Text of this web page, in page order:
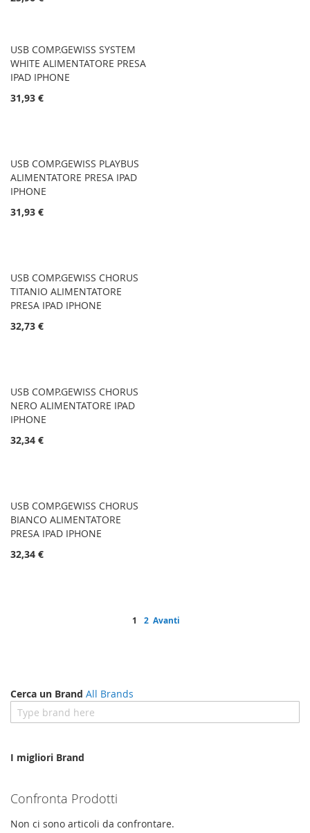
USB COMP.GEWISS SYSTEM
WHITE ALIMENTATORE PRESA
IPAD IPHONE
31,93 €
USB COMP.GEWISS PLAYBUS
ALIMENTATORE PRESA IPAD
IPHONE
31,93 €
USB COMP.GEWISS CHORUS
TITANIO ALIMENTATORE
PRESA IPAD IPHONE
32,73 €
USB COMP.GEWISS CHORUS
NERO ALIMENTATORE IPAD
IPHONE
32,34 €
USB COMP.GEWISS CHORUS
BIANCO ALIMENTATORE
PRESA IPAD IPHONE
32,34 €
Pagina
Attualmente stai leggendo la pagina
1 Pagina
2 Pagina
Avanti
Cerca un Brand All Brands
I migliori Brand
Confronta Prodotti
Non ci sono articoli da confrontare.